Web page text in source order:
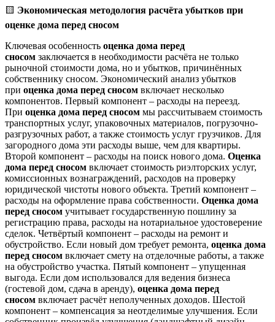
🟨 Экономическая методология расчёта убытков при
оценке дома перед сносом
Ключевая особенность оценка дома перед
сносом заключается в необходимости расчёта не только
рыночной стоимости дома, но и убытков, причинённых
собственнику сносом. Экономический анализ убытков
при оценка дома перед сносом включает несколько
компонентов. Первый компонент – расходы на переезд.
При оценка дома перед сносом мы рассчитываем стоимость
транспортных услуг, упаковочных материалов, погрузочно-
разгрузочных работ, а также стоимость услуг грузчиков. Для
загородного дома эти расходы выше, чем для квартиры.
Второй компонент – расходы на поиск нового дома. Оценка
дома перед сносом включает стоимость риэлторских услуг,
комиссионных вознаграждений, расходов на проверку
юридической чистоты нового объекта. Третий компонент –
расходы на оформление права собственности. Оценка дома
перед сносом учитывает государственную пошлину за
регистрацию права, расходы на нотариальное удостоверение
сделок. Четвёртый компонент – расходы на ремонт и
обустройство. Если новый дом требует ремонта, оценка дома
перед сносом включает смету на отделочные работы, а также
на обустройство участка. Пятый компонент – упущенная
выгода. Если дом использовался для ведения бизнеса
(гостевой дом, сдача в аренду), оценка дома перед
сносом включает расчёт неполученных доходов. Шестой
компонент – компенсация за неотделимые улучшения. Если